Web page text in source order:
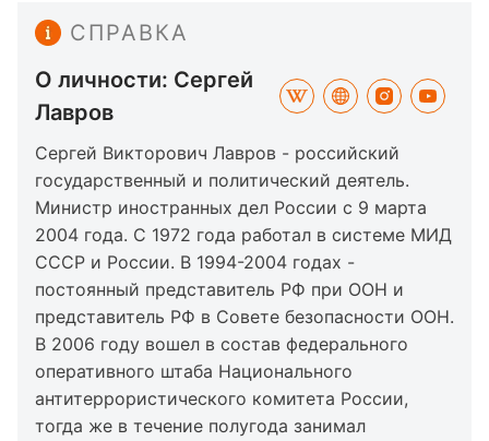
СПРАВКА
О личности: Сергей
Лавров
Сергей Викторович Лавров - российский
государственный и политический деятель.
Министр иностранных дел России с 9 марта
2004 года. С 1972 года работал в системе МИД
СССР и России. В 1994-2004 годах -
постоянный представитель РФ при ООН и
представитель РФ в Совете безопасности ООН.
В 2006 году вошел в состав федерального
оперативного штаба Национального
антитеррористического комитета России,
тогда же в течение полугода занимал